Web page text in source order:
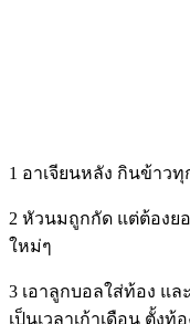
1 อาเจียนหลัง กินข้าว
2 หัวนมถูกกัด แต่ต้อง
ใหม่ๆ
3 เอาลูกบอลใส่ท้อง แ
เป็นเวลาเก้าเดือน ตั้งท้อ